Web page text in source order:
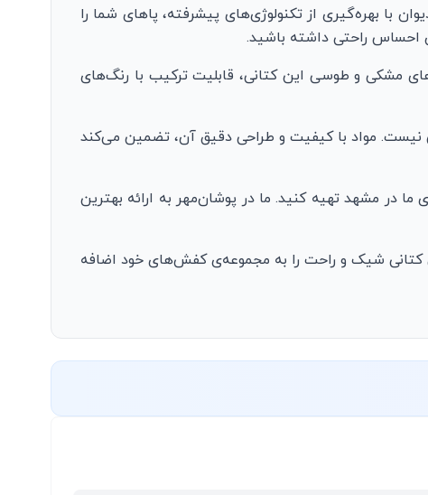
با بهره‌گیری از تکنولوژی‌های پیشرفته، پاهای شما را
احساس راحتی داشته باشید.
مشکی و طوسی این کتانی، قابلیت ترکیب با رنگ‌های
نیست. مواد با کیفیت و طراحی دقیق آن، تضمین می‌کند
ما در مشهد تهیه کنید. ما در پوشان‌مهر به ارائه بهترین
کتانی شیک و راحت را به مجموعه‌ی کفش‌های خود اضافه